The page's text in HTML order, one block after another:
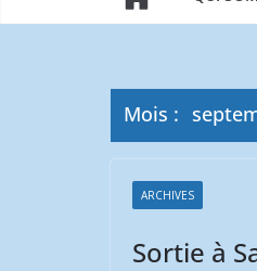
Mois :
ARCHIVES
Sortie à